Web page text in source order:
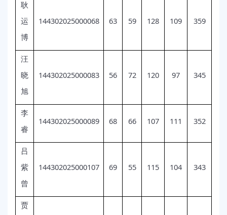
耿
运
博
144302025000068 63 59 128 109 359
汪
晓
旭
144302025000083 56 72 120 97 345
李
睿
144302025000089 68 66 107 111 352
吕
紫
曾
144302025000107 69 55 115 104 343
贾